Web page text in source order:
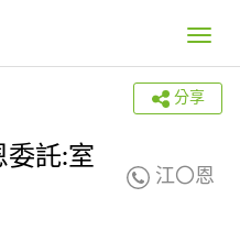
Toggle
分享
委託:室
江〇恩